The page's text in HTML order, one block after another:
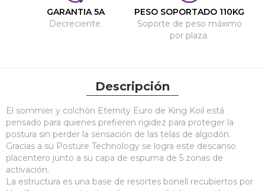
GARANTIA 5A
Decreciente.
PESO SOPORTADO 110KG
Soporte de peso máximo
por plaza.
Descripción
El sommier y colchón Eternity Euro de King Koil está
pensado para quienes prefieren rigidez para proteger la
postura sin perder la sensación de las telas de algodón.
Gracias a su Posture Technology se logra este descanso
placentero junto a su capa de espuma de 5 zonas de
activación.
La estructura es una base de resortes bonell recubiertos por